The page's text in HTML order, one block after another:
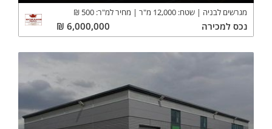
מגרשים לבניה
שטח: 12,000 מ"ר מחיר למ"ר: 500
₪
נכס למכירה 6,000,000
₪